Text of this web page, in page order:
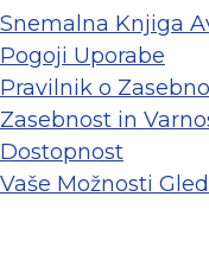
Snemalna Knjiga
Pogoji Uporabe
Pravilnik o
Zasebnost in
Dostopnost
Vaše Možnosti